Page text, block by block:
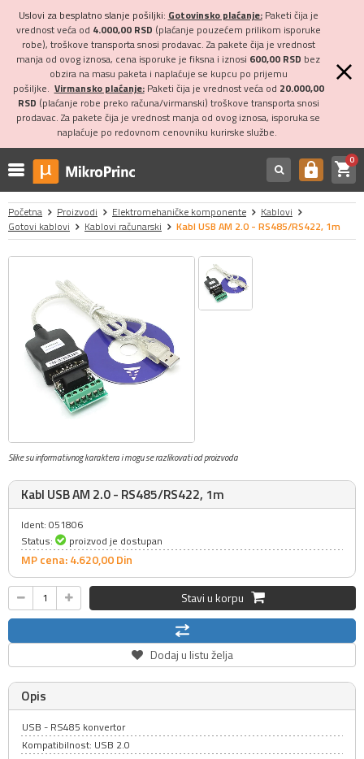
Uslovi za besplatno slanje pošiljki: Gotovinsko plaćanje:Paketi čija je
vrednost veća od 4.000,00 RSD (plaćanje pouzećem prilikom isporuke
robe), troškove transporta snosi prodavac. Za pakete čija je vrednost
manja od ovog iznosa, cena isporuke je fiksna i iznosi 600,00 RSD bez
obzira na masu paketa i naplaćuje se kupcu po prijemu
pošiljke. Virmansko plaćanje:Paketi čija je vrednost veća od 20.000,00
RSD (plaćanje robe preko računa/virmanski) troškove transporta snosi
prodavac. Za pakete čija je vrednost manja od ovog iznosa, isporuka se
naplaćuje po redovnom cenovniku kurirske službe.
https shopping_cart0
Početna Proizvodi Elektromehaničke komponente
Kablovi
Gotovi kablovi
Kablovi računarski Kabl USB AM 2.0 - RS485/RS422, 1m
Slike su informativnog karaktera i mogu se razlikovati od proizvoda
Kabl USB AM 2.0 - RS485/RS422, 1m
Ident: 051806
Status:
proizvod je dostupan
MP cena: 4.620,00Din
Stavi u korpu
Dodaj u listu želja
Opis
USB - RS485 konvertor
Kompatibilnost: USB 2.0